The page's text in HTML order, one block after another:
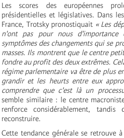
Les scores des européennes
présidentielles et législatives. Dans
France, Trotsky pronostiquait « Les
n'ont pas pour nous d'importance
symptômes des changements qui se
masses. Ils montrent que le centre
fondre au profit des deux extrêmes.
régime parlementaire va être de plus
grandir et les heurts entre eux
comprendre que c'est là un
semble similaire : le centre
renforce considérablement,
reconstruire.
Cette tendance générale se retrouve